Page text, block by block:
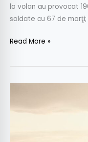
la volan au provocat
soldate cu 67 de morţi;
Read More »
în